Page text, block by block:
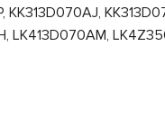
KK313D070AJ,
LK413D070AM,